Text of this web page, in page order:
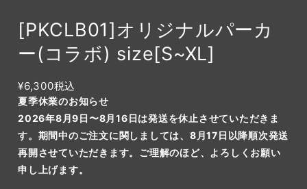
[PKCLB01]オリジナルパーカ
ー(コラボ) size[S~XL]
¥6,300税込
夏季休業のお知らせ
2026年8月9日〜8月16日は発送を休止させていただきま
す。期間中のご注文に関しましては、8月17日以降順次発送
再開させていただきます。ご理解のほど、よろしくお願い
申し上げます。